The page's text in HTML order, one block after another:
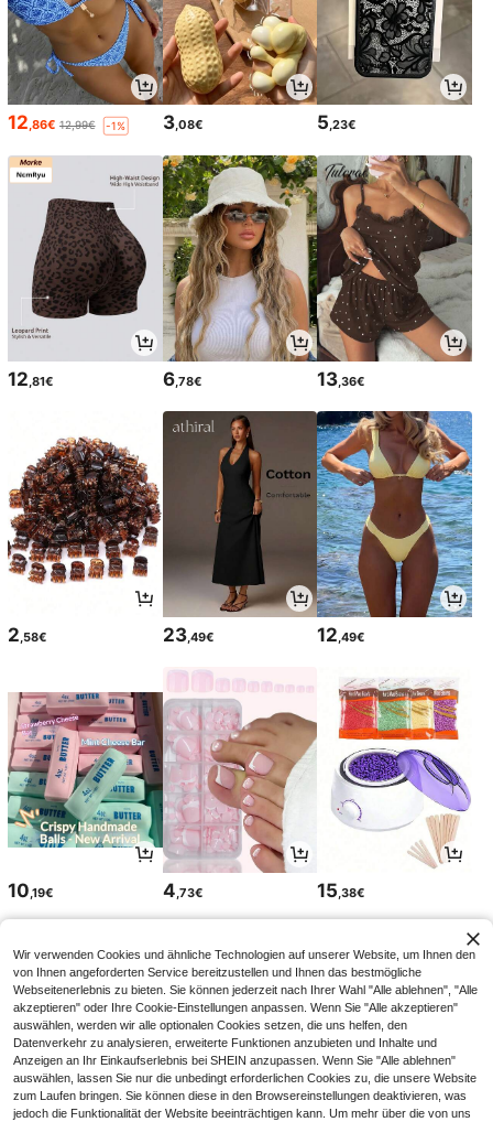
12,86€ 12,99€ -1% 3,08€ 5,23€
12 ,81€ 6,78€ 13 ,36€
2,58€ 23,49€ 12,49€
10,19€ 4,73€ 15,38€
Wir verwenden Cookies und ähnliche Technologien auf unserer Website, um Ihnen den
von Ihnen angeforderten Service bereitzustellen und Ihnen das bestmögliche
Webseitenerlebnis zu bieten. Sie können jederzeit nach Ihrer Wahl "Alle ablehnen", "Alle
akzeptieren" oder Ihre Cookie-Einstellungen anpassen. Wenn Sie "Alle akzeptieren"
auswählen, werden wir alle optionalen Cookies setzen, die uns helfen, den
Datenverkehr zu analysieren, erweiterte Funktionen anzubieten und Inhalte und
Anzeigen an Ihr Einkaufserlebnis bei SHEIN anzupassen. Wenn Sie "Alle ablehnen"
auswählen, lassen Sie nur die unbedingt erforderlichen Cookies zu, die unsere Website
zum Laufen bringen. Sie können diese in den Browsereinstellungen deaktivieren, was
jedoch die Funktionalität der Website beeinträchtigen kann. Um mehr über die von uns